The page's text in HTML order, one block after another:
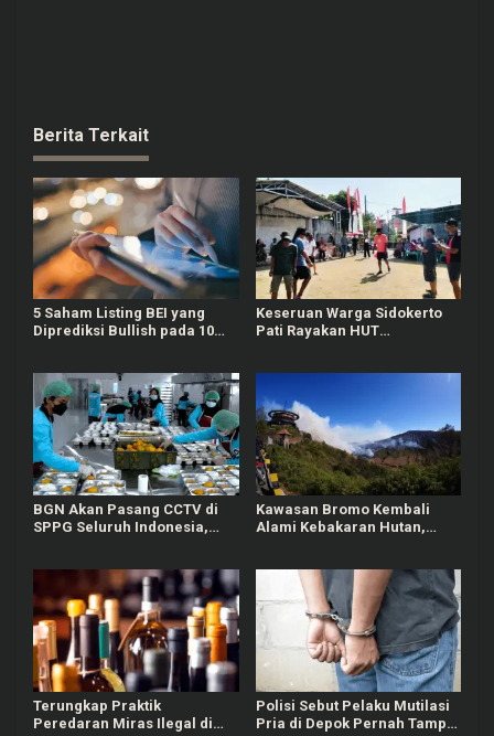
Berita Terkait
5 Saham Listing BEI yang
Diprediksi Bullish pada 10
Keseruan Warga Sidokerto
Pati Rayakan HUT
BGN Akan Pasang CCTV di
SPPG Seluruh Indonesia,
Kawasan Bromo Kembali
Alami Kebakaran Hutan,
Terungkap Praktik
Peredaran Miras Ilegal di
Polisi Sebut Pelaku Mutilasi
Pria di Depok Pernah Tampil